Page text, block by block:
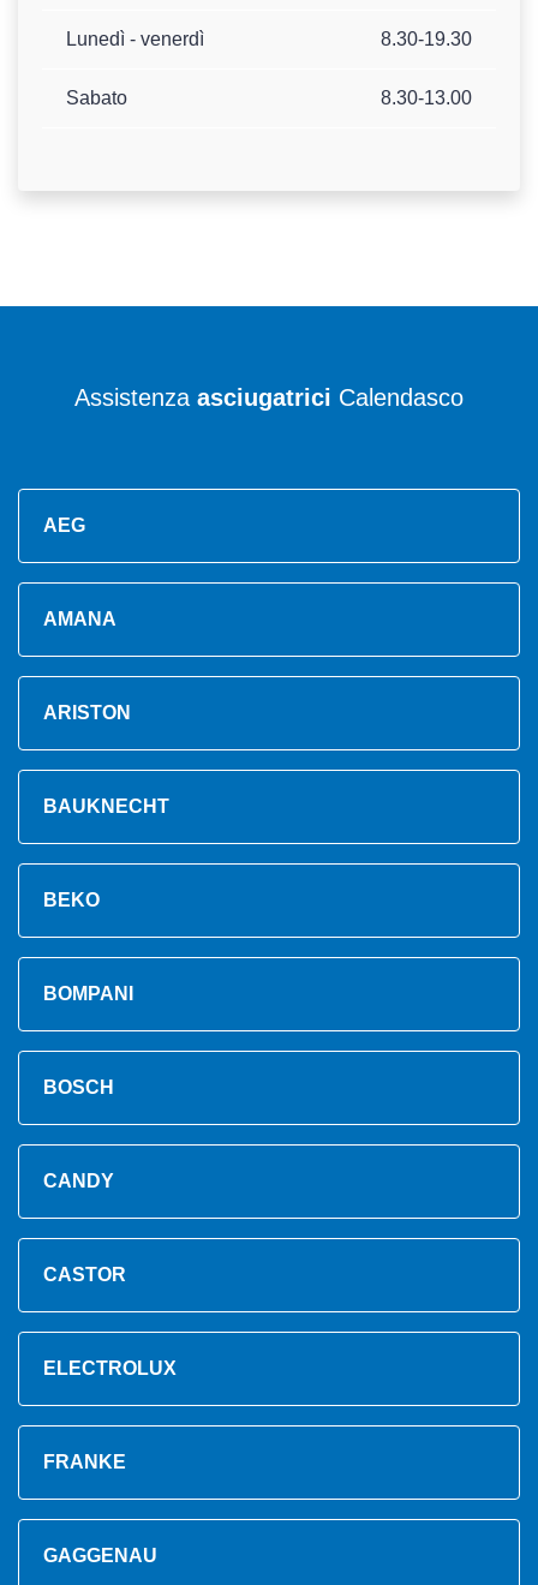
Lunedì - venerdì 8.30-19.30
Sabato 8.30-13.00
Assistenza asciugatrici Calendasco
AEG
AMANA
ARISTON
BAUKNECHT
BEKO
BOMPANI
BOSCH
CANDY
CASTOR
ELECTROLUX
FRANKE
GAGGENAU